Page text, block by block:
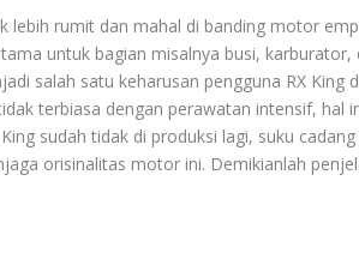
lebih rumit dan mahal di banding motor
untuk bagian misalnya busi, karburator,
salah satu keharusan pengguna RX King
terbiasa dengan perawatan intensif, hal
sudah tidak di produksi lagi, suku
orisinalitas motor ini. Demikianlah